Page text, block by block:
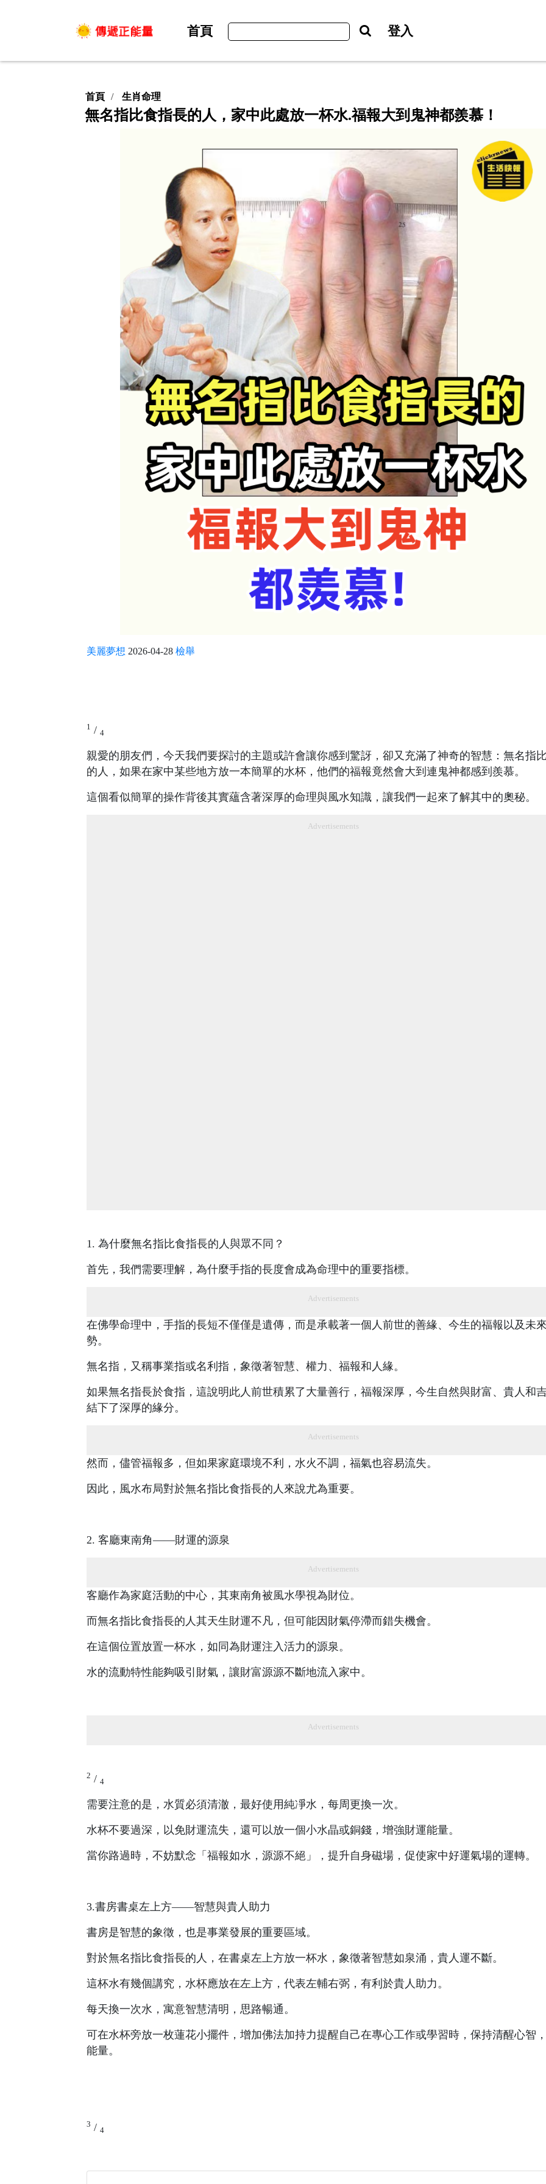
首頁 登入
首頁 生肖命理
無名指比食指長的人，家中此處放一杯水.福報大到鬼神都羨慕！
美麗夢想 2026-04-28 檢舉
1 / 4
親愛的朋友們，今天我們要探討的主題或許會讓你感到驚訝，卻又充滿了神奇的智慧：無名指
的人，如果在家中某些地方放一本簡單的水杯，他們的福報竟然會大到連鬼神都感到羨慕。
這個看似簡單的操作背後其實蘊含著深厚的命理與風水知識，讓我們一起來了解其中的奧秘。
Advertisements
1. 為什麼無名指比食指長的人與眾不同？
首先，我們需要理解，為什麼手指的長度會成為命理中的重要指標。
Advertisements
在佛學命理中，手指的長短不僅僅是遺傳，而是承載著一個人前世的善緣、今生的福報以及未
勢。
無名指，又稱事業指或名利指，象徵著智慧、權力、福報和人緣。
如果無名指長於食指，這說明此人前世積累了大量善行，福報深厚，今生自然與財富、貴人和
結下了深厚的緣分。
Advertisements
然而，儘管福報多，但如果家庭環境不利，水火不調，福氣也容易流失。
因此，風水布局對於無名指比食指長的人來說尤為重要。
2. 客廳東南角——財運的源泉
Advertisements
客廳作為家庭活動的中心，其東南角被風水學視為財位。
而無名指比食指長的人其天生財運不凡，但可能因財氣停滯而錯失機會。
在這個位置放置一杯水，如同為財運注入活力的源泉。
水的流動特性能夠吸引財氣，讓財富源源不斷地流入家中。
Advertisements
2 / 4
需要注意的是，水質必須清澈，最好使用純凈水，每周更換一次。
水杯不要過深，以免財運流失，還可以放一個小水晶或銅錢，增強財運能量。
當你路過時，不妨默念「福報如水，源源不絕」，提升自身磁場，促使家中好運氣場的運轉。
3.書房書桌左上方——智慧與貴人助力
書房是智慧的象徵，也是事業發展的重要區域。
對於無名指比食指長的人，在書桌左上方放一杯水，象徵著智慧如泉涌，貴人運不斷。
這杯水有幾個講究，水杯應放在左上方，代表左輔右弼，有利於貴人助力。
每天換一次水，寓意智慧清明，思路暢通。
可在水杯旁放一枚蓮花小擺件，增加佛法加持力提醒自己在專心工作或學習時，保持清醒心智
能量。
3 / 4